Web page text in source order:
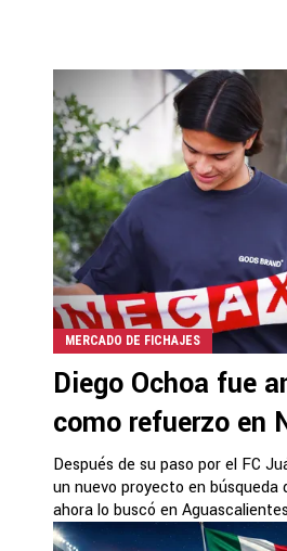
MERCADO DE FICHAJES
Diego Ochoa fue
como refuerzo en
Después de su paso por el FC
un nuevo proyecto en búsqueda
ahora lo buscó en